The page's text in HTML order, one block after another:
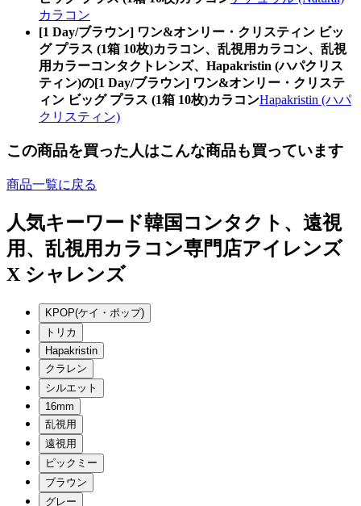
カラコン
[1 Day/ブラウン] ワン&オンリー・クリスティン ビッ
グ プラス (1箱 10枚)カラコン、乱視用カラコン、乱視
用カラーコンタクトレンズ、Hapakristin (ハパクリス
ティン)の[1 Day/ブラウン] ワン&オンリー・クリステ
ィン ビッグ プラス (1箱 10枚)カラコンHapakristin (ハパ
クリスティン)
この商品を買った人はこんな商品も買っています
商品一覧に戻る
人気キーワード韓国コンタクト、遠視
用、乱視用カラコン専門店アイレンズ
X シャレンズ